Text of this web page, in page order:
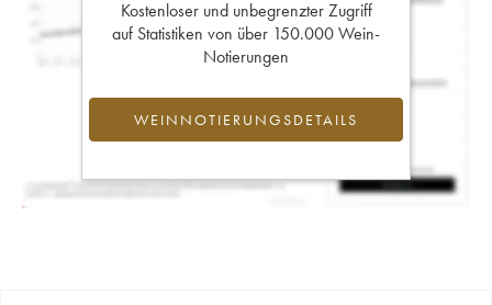
Kostenloser und unbegrenzter Zugriff
auf Statistiken von über 150.000 Wein-
Notierungen
WEINNOTIERUNGSDETAILS